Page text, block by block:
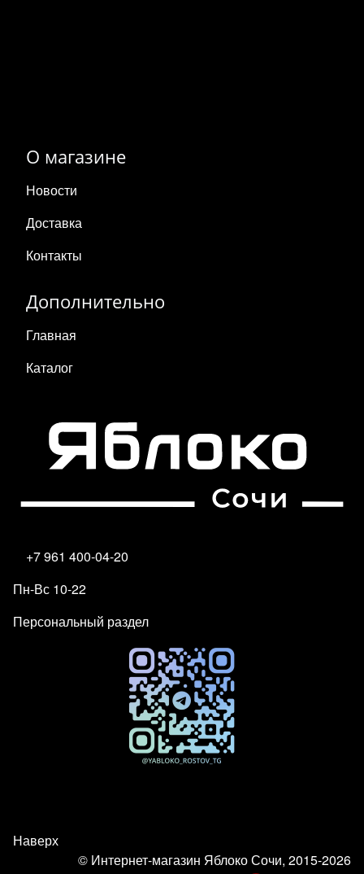
О магазине
Новости
Доставка
Контакты
Дополнительно
Главная
Каталог
+7 961 400-04-20
Пн-Вс 10-22
Персональный раздел
Наверх
© Интернет-магазин Яблоко Сочи, 2015-2026